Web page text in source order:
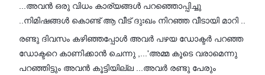
...അവൻ ഒരു വിധം കാര്യങ്ങൾ പറഞ്ഞൊപ്പിച്ചു
..നിമിഷങ്ങൾ കൊണ്ട് ആ വീട് ദുഃഖം നിറഞ്ഞ വീടായി മാറി ..
രണ്ടു ദിവസം കഴിഞ്ഞപ്പോൾ അവർ പഴയ ഡോക്ടർ പറഞ്ഞ
ഡോക്ടറെ കാണിക്കാൻ ചെന്നു ,...'അമ്മ കൂടെ വരാമെന്നു
പറഞ്ഞിട്ടും അവൻ കൂട്ടിയില്ല ...അവർ രണ്ടു പേരും